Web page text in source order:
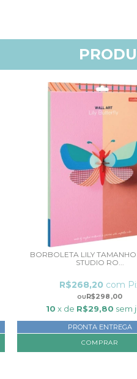
BORBOLETA LILY
STUDIO RO...
R$298,00
R$268,20 com
10 x de R$29,80 sem
PRONTA ENTREGA